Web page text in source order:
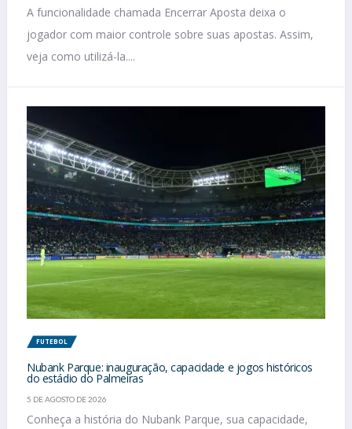
A funcionalidade chamada Encerrar Aposta deixa o
jogador com maior controle sobre suas apostas. Assim,
veja como utilizá-la....
FUTEBOL
Nubank Parque: inauguração, capacidade e jogos históricos
do estádio do Palmeiras
5 DE AGOSTO DE 2026
Conheça a história do Nubank Parque, sua capacidade,